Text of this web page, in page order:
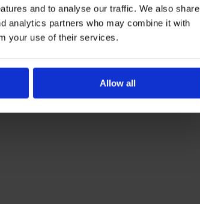
and to analyse our traffic. We also share
analytics partners who may combine it with
your use of their services.
Allow all